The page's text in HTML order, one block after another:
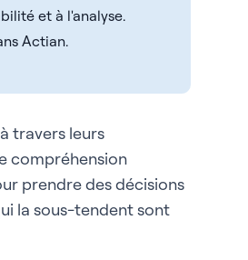
et à l'analyse.
Actian.
travers leurs
compréhension
prendre des décisions
la sous-tendent sont